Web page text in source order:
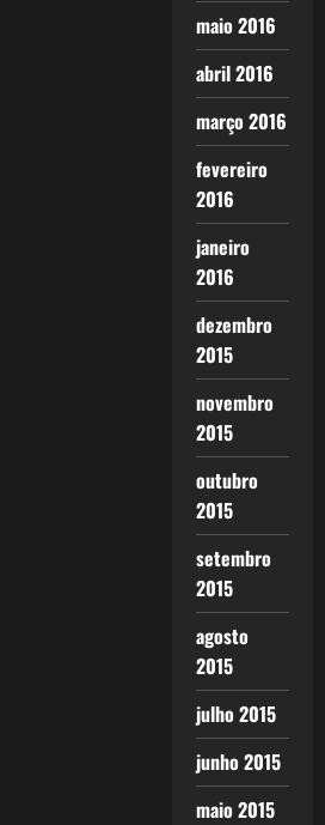
maio 2016
abril 2016
março 2016
fevereiro
2016
janeiro
2016
dezembro
2015
novembro
2015
outubro
2015
setembro
2015
agosto
2015
julho 2015
junho 2015
maio 2015